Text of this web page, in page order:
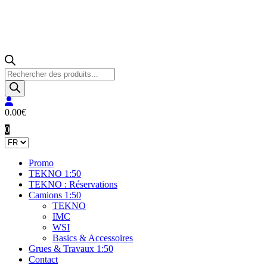
Recherche
de
produits
0.00€
0
Promo
TEKNO 1:50
TEKNO : Réservations
Camions 1:50
TEKNO
IMC
WSI
Basics & Accessoires
Grues & Travaux 1:50
Contact